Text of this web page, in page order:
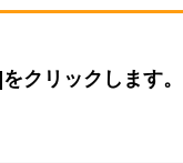
クリックします。